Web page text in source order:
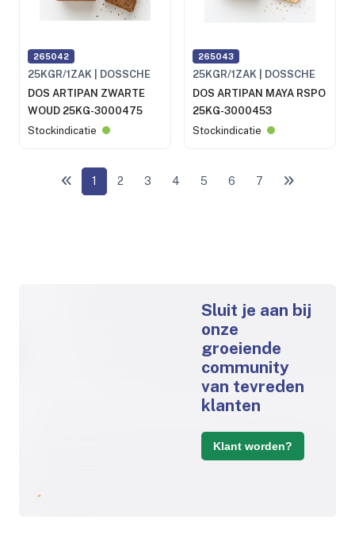
265042
25KGR/1ZAK | DOSSCHE
DOS ARTIPAN ZWARTE
WOUD 25KG-3000475
Stockindicatie
265043
25KGR/1ZAK | DOSSCHE
DOS ARTIPAN MAYA RSPO
25KG-3000453
Stockindicatie
1 2 3 4 5 6 7
Sluit je aan bij
onze
groeiende
community
van tevreden
klanten
Klant worden?